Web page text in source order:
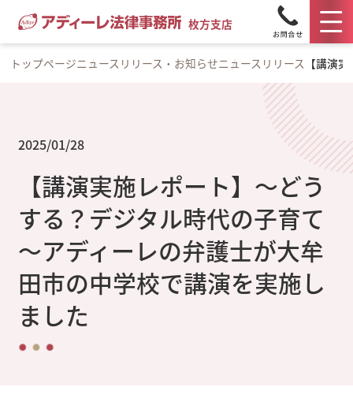
枚方支店
トップページニュースリリース・お知らせニュースリリース 【講演
2025/01/28
【講演実施レポート】～どう
する？デジタル時代の子育て
～アディーレの弁護士が大牟
田市の中学校で講演を実施し
ました